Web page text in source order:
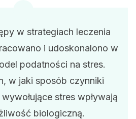
w strategiach leczenia
i udoskonalono w
podatności na stres.
w jaki sposób czynniki
stres wpływają
biologiczną.